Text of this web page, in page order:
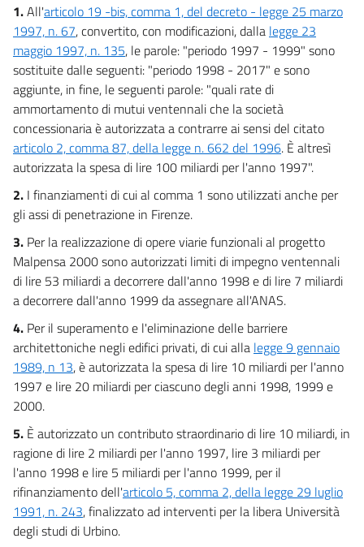
1.All'articolo 19 -bis, comma 1, del decreto - legge 25 marzo
1997, n. 67, convertito, con modificazioni, dalla legge 23
maggio 1997, n. 135, le parole: "periodo 1997 - 1999" sono
sostituite dalle seguenti: "periodo 1998 - 2017" e sono
aggiunte, in fine, le seguenti parole: "quali rate di
ammortamento di mutui ventennali che la società
concessionaria è autorizzata a contrarre ai sensi del citato
articolo 2, comma 87, della legge n. 662 del 1996. È altresì
autorizzata la spesa di lire 100 miliardi per l'anno 1997".
2. I finanziamenti di cui al comma 1 sono utilizzati anche per
gli assi di penetrazione in Firenze.
3. Per la realizzazione di opere viarie funzionali al progetto
Malpensa 2000 sono autorizzati limiti di impegno ventennali
di lire 53 miliardi a decorrere dall'anno 1998 e di lire 7 miliardi
a decorrere dall'anno 1999 da assegnare all'ANAS.
4. Per il superamento e l'eliminazione delle barriere
architettoniche negli edifici privati, di cui alla legge 9 gennaio
1989, n 13, è autorizzata la spesa di lire 10 miliardi per l'anno
1997 e lire 20 miliardi per ciascuno degli anni 1998, 1999 e
2000.
5. È autorizzato un contributo straordinario di lire 10 miliardi, in
ragione di lire 2 miliardi per l'anno 1997, lire 3 miliardi per
l'anno 1998 e lire 5 miliardi per l'anno 1999, per il
rifinanziamento dell'articolo 5, comma 2, della legge 29 luglio
1991, n. 243, finalizzato ad interventi per la libera Università
degli studi di Urbino.